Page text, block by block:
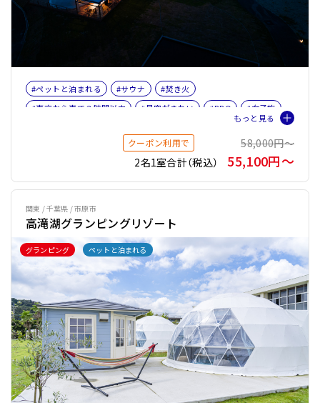
#ペットと泊まれる #サウナ
#焚き火
#東京から車で３時間以内
#星空がきれい #BBQ
#女子旅
クーポン利用で
58,000円〜
2名1室合計（税込）
55,100円〜
グランピング ペットと泊まれる
関東 / 千葉県 / 市原市
高滝湖グランピングリゾート